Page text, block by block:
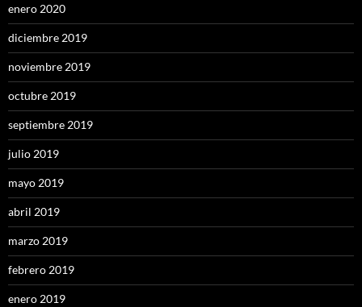
enero 2020
diciembre 2019
noviembre 2019
octubre 2019
septiembre 2019
julio 2019
mayo 2019
abril 2019
marzo 2019
febrero 2019
enero 2019